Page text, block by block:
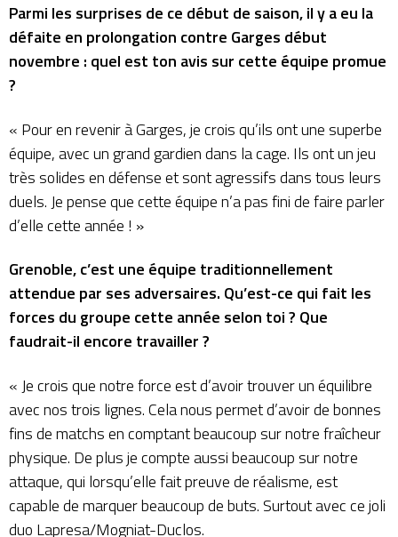
Parmi les surprises de ce début de saison, il y a eu la
défaite en prolongation contre Garges début
novembre : quel est ton avis sur cette équipe promue
?
« Pour en revenir à Garges, je crois qu’ils ont une superbe
équipe, avec un grand gardien dans la cage. Ils ont un jeu
très solides en défense et sont agressifs dans tous leurs
duels. Je pense que cette équipe n’a pas fini de faire parler
d’elle cette année ! »
Grenoble, c’est une équipe traditionnellement
attendue par ses adversaires. Qu’est-ce qui fait les
forces du groupe cette année selon toi ? Que
faudrait-il encore travailler ?
« Je crois que notre force est d’avoir trouver un équilibre
avec nos trois lignes. Cela nous permet d’avoir de bonnes
fins de matchs en comptant beaucoup sur notre fraîcheur
physique. De plus je compte aussi beaucoup sur notre
attaque, qui lorsqu’elle fait preuve de réalisme, est
capable de marquer beaucoup de buts. Surtout avec ce joli
duo Lapresa/Mogniat-Duclos.